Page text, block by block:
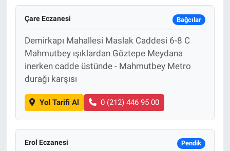
Çare Eczanesi Bağcılar
Demirkapı Mahallesi Maslak Caddesi 6-8 C
Mahmutbey ışıklardan Göztepe Meydana
inerken cadde üstünde - Mahmutbey Metro
durağı karşısı
Yol Tarifi Al 0 (212) 446 95 00
Erol Eczanesi Pendik